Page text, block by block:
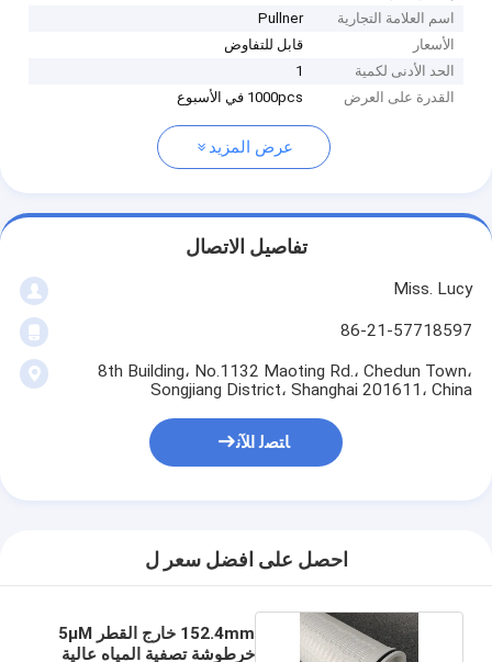
اسم العلامة التجارية
Pullner
الأسعار
قابل للتفاوض
الحد الأدنى لكمية
1
القدرة على العرض
1000pcs في الأسبوع
عرض المزيد
تفاصيل الاتصال
Miss. Lucy
86-21-57718597
8th Building، No.1132 Maoting Rd.، Chedun Town،
Songjiang District، Shanghai 201611، China
ﺎﺘﺼﻟ ﺍﻶﻧ
احصل على افضل سعر ل
152.4mm خارج القطر 5μM
خرطوشة تصفية المياه عالية